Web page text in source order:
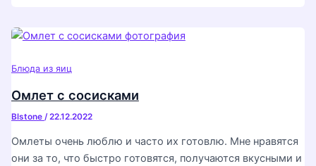
Блюда из яиц
Омлет с сосисками
Blstone /22.12.2022
Омлеты очень люблю и часто их готовлю. Мне нравятся
они за то, что быстро готовятся, получаются вкусными и